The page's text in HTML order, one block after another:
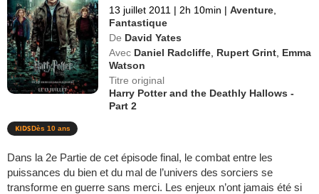
13 juillet 2011 | 2h 10min | Aventure
Fantastique
De David Yates
Avec Daniel Radcliffe Rupert Grint Emma
Watson
Titre original
Harry Potter and the Deathly Hallows -
Part 2
Dès 10 ans
Dans la 2e Partie de cet épisode final, le combat entre les
puissances du bien et du mal de l’univers des sorciers se
transforme en guerre sans merci. Les enjeux n’ont jamais été si